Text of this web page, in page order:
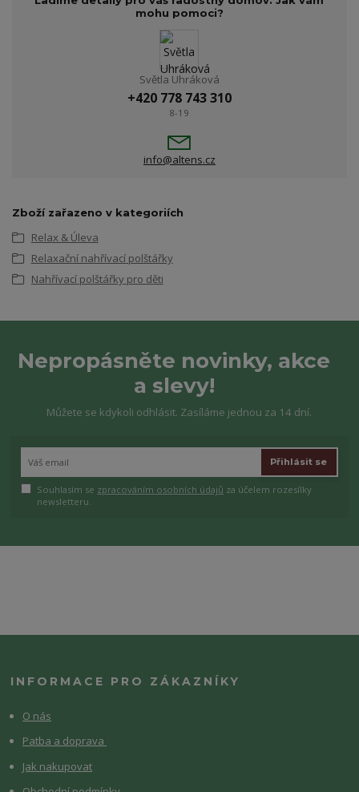
mohu pomoci?
Světla Uhráková
+420 778 743 310
8-19
info@altens.cz
Zboží zařazeno v kategoriích
Relax & Úleva
Relaxační nahřívací polštářky
Nahřívací polštářky pro děti
Nepropásněte novinky, akce
a slevy!
Můžete se kdykoli odhlásit. Zasíláme jednou za 14 dní.
Přihlásit se
Souhlasím se zpracováním osobních údajů za účelem rozesílky
newsletteru.
INFORMACE PRO ZÁKAZNÍKY
O nás
Patba a doprava
Jak nakupovat